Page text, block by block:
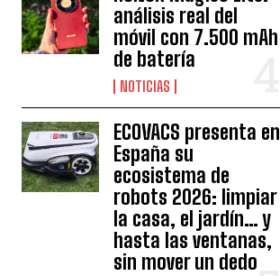
análisis real del
móvil con 7.500 mAh
de batería
NOTICIAS
ECOVACS presenta en
España su
ecosistema de
robots 2026: limpiar
la casa, el jardín… y
hasta las ventanas,
sin mover un dedo